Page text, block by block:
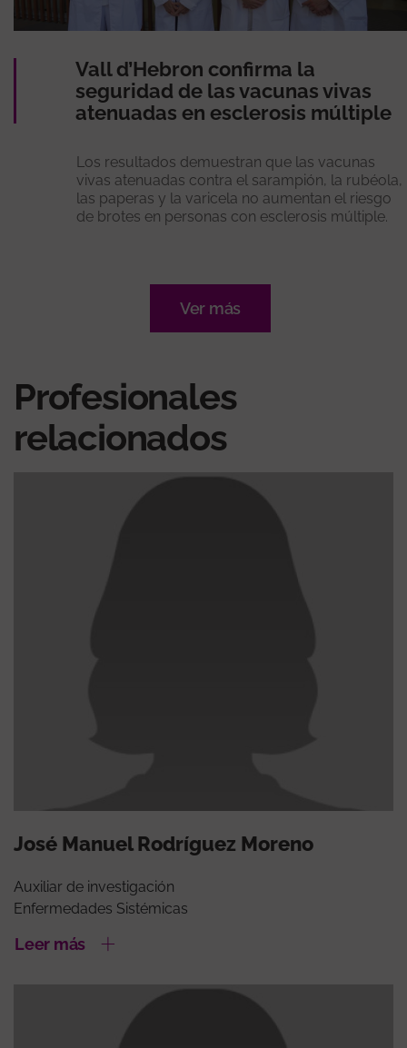
Vall d’Hebron confirma la
seguridad de las vacunas vivas
atenuadas en esclerosis múltiple
Los resultados demuestran que las vacunas
vivas atenuadas contra el sarampión, la rubéola,
las paperas y la varicela no aumentan el riesgo
de brotes en personas con esclerosis múltiple.
Ver más
Profesionales
relacionados
José Manuel Rodríguez Moreno
Auxiliar de investigación
Enfermedades Sistémicas
Leer más